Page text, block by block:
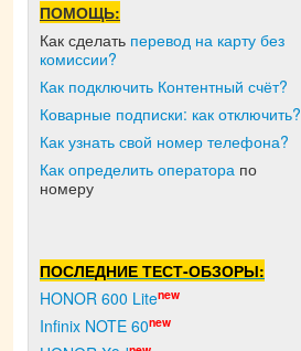
ПОМОЩЬ:
Как сделать перевод на карту без
комиссии?
Как подключить Контентный счёт?
Коварные подписки: как отключить?
Как узнать свой номер телефона?
Как определить оператора по
номеру
ПОСЛЕДНИЕ ТЕСТ-ОБЗОРЫ:
HONOR 600 Litenew
Infinix NOTE 60new